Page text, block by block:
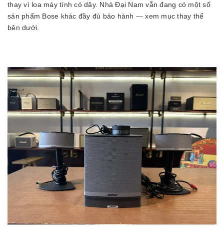
thay vì loa máy tính có dây. Nhà Đại Nam vẫn đang có một số
sản phẩm Bose khác đầy đủ bảo hành — xem mục thay thế
bên dưới.